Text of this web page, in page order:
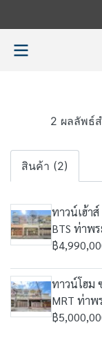
2 ผลลัพธ์
สินค้า (2)
ทาวน์เฮ้า
BTS ท่าพร
฿
ทาวน์โฮม
MRT ท่าพ
฿